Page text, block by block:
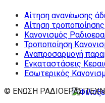
Αίτηση ανανέωσης
Αίτηση
Κανονισμός
Τροποποίηση
Αναπροσαρμογή
Εγκαταστάσεις
Εσωτερικός
© ΕΝΩΣΗ